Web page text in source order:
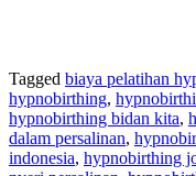
Tagged biaya pelatihan
hypnobirthing,
hypnobirthing bidan kita,
dalam persalinan,
indonesia, hypnobirthing